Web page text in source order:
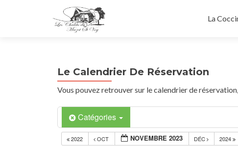
La
Le Calendrier De Réservation
Vous pouvez retrouver sur le calendrier de
Catégories
2022 OCT NOVEMBRE 2023 DÉC 2024